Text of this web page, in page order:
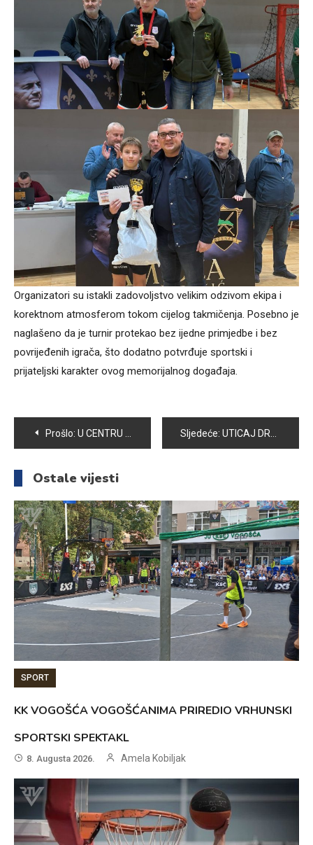
Organizatori su istakli zadovoljstvo velikim odzivom ekipa i
korektnom atmosferom tokom cijelog takmičenja. Posebno je
naglašeno da je turnir protekao bez ijedne primjedbe i bez
povrijeđenih igrača, što dodatno potvrđuje sportski i
prijateljski karakter ovog memorijalnog događaja.
Navigacija
članaka
Prošlo: U CENTRU ZA ZDRAVO STARENJE VOGOŠĆA ODRŽANO PREDAVANJE O ZDRAVOJ ISHRANI TOKOM RAMAZANA Sljedeće: UTICAJ DRUŠTVENIH MREŽA NA MLADE: ZABAVA ILI PROBLEM
Ostale vijesti
SPORT
KK VOGOŠĆA VOGOŠĆANIMA PRIREDIO VRHUNSKI
SPORTSKI SPEKTAKL
8. Augusta 2026. Amela Kobiljak